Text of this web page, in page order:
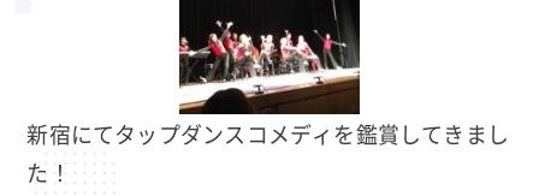
新宿にてタップダンスコメディを鑑賞してきまし
た！